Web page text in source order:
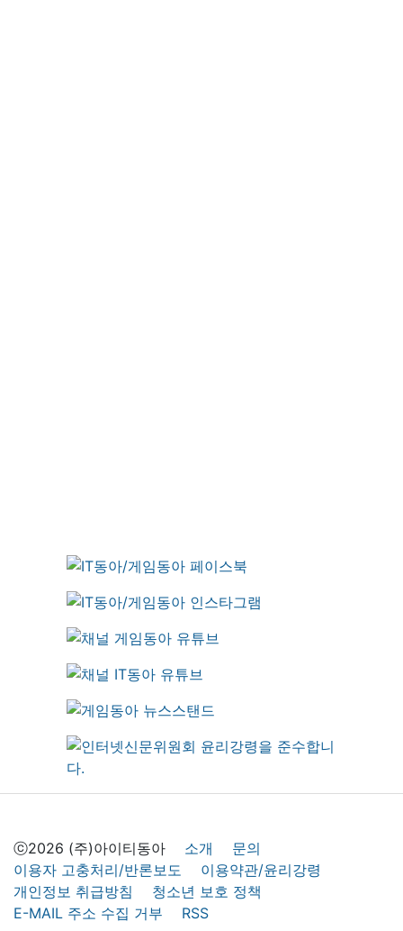
ⓒ2026 (주)아이티동아 소개
문의
이용자 고충처리/반론보도
이용약관/윤리강령
개인정보 취급방침
청소년 보호 정책
E-MAIL 주소 수집 거부
RSS